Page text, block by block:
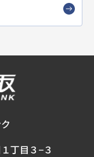
丁目３−３